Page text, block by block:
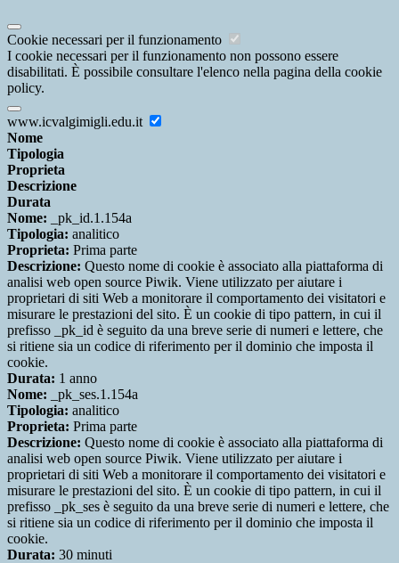
Cookie necessari per il funzionamento
I cookie necessari per il funzionamento non possono essere
disabilitati. È possibile consultare l'elenco nella pagina della cookie
policy.
www.icvalgimigli.edu.it
Nome
Tipologia
Proprieta
Descrizione
Durata
Nome: _pk_id.1.154a
Tipologia: analitico
Proprieta: Prima parte
Descrizione: Questo nome di cookie è associato alla piattaforma di
analisi web open source Piwik. Viene utilizzato per aiutare i
proprietari di siti Web a monitorare il comportamento dei visitatori e
misurare le prestazioni del sito. È un cookie di tipo pattern, in cui il
prefisso _pk_id è seguito da una breve serie di numeri e lettere, che
si ritiene sia un codice di riferimento per il dominio che imposta il
cookie.
Durata: 1 anno
Nome: _pk_ses.1.154a
Tipologia: analitico
Proprieta: Prima parte
Descrizione: Questo nome di cookie è associato alla piattaforma di
analisi web open source Piwik. Viene utilizzato per aiutare i
proprietari di siti Web a monitorare il comportamento dei visitatori e
misurare le prestazioni del sito. È un cookie di tipo pattern, in cui il
prefisso _pk_ses è seguito da una breve serie di numeri e lettere, che
si ritiene sia un codice di riferimento per il dominio che imposta il
cookie.
Durata: 30 minuti